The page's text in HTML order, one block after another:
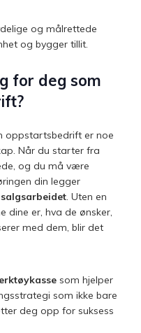
og målrettede
og bygger tillit.
for deg som
oppstartsbedrift er noe
Når du starter fra
og du må være
din legger
salgsarbeidet. Uten en
dine er, hva de ønsker,
med dem, blir det
som hjelper
som ikke bare
deg opp for suksess